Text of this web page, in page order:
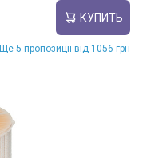
КУПИТЬ
Ще 5 пропозиції від 1056 грн